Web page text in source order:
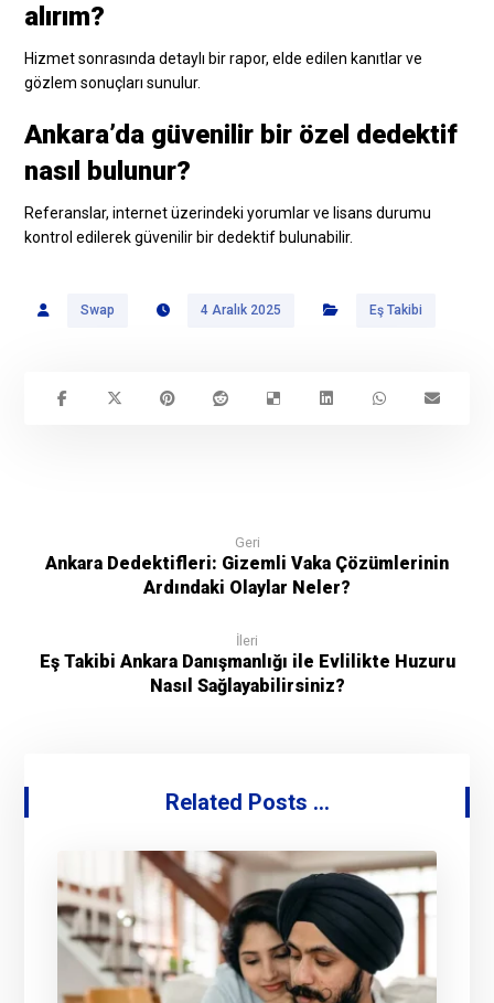
alırım?
Hizmet sonrasında detaylı bir rapor, elde edilen kanıtlar ve
gözlem sonuçları sunulur.
Ankara’da güvenilir bir özel dedektif
nasıl bulunur?
Referanslar, internet üzerindeki yorumlar ve lisans durumu
kontrol edilerek güvenilir bir dedektif bulunabilir.
Swap 4 Aralık 2025 Eş Takibi
Geri
Ankara Dedektifleri: Gizemli Vaka Çözümlerinin
Ardındaki Olaylar Neler?
İleri
Eş Takibi Ankara Danışmanlığı ile Evlilikte Huzuru
Nasıl Sağlayabilirsiniz?
Related Posts ...